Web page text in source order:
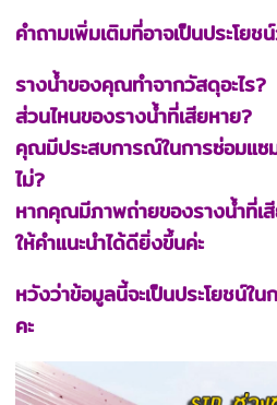
คำถามเพิ่มเติมที่อาจเป็นประโยช
รางน้ำของคุณทำจากวัสดุอะไร?
ส่วนไหนของรางน้ำที่เสียหาย?
คุณมีประสบการณ์ในการซ่อมแซ
ไม่?
หากคุณมีภาพถ่ายของรางน้ำที่เ
ให้คำแนะนำได้ดียิ่งขึ้นค่ะ
หวังว่าข้อมูลนี้จะเป็นประโยชน์ใ
คะ